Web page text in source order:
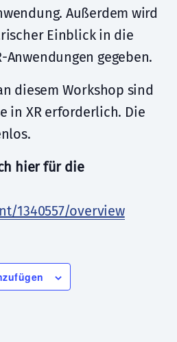
Außerdem wird
Einblick in die
Anwendungen gegeben.
diesem Workshop sind
in XR erforderlich. Die
hier für die
1340557/overview